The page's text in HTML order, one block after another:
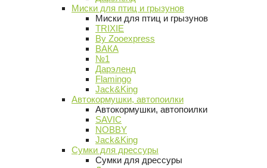
Миски для птиц и грызунов
Миски для птиц и грызунов
TRIXIE
By Zooexpress
ВАКА
№1
Дарэленд
Flamingo
Jack&King
Автокормушки, автопоилки
Автокормушки, автопоилки
SAVIC
NOBBY
Jack&King
Сумки для дрессуры
Сумки для дрессуры